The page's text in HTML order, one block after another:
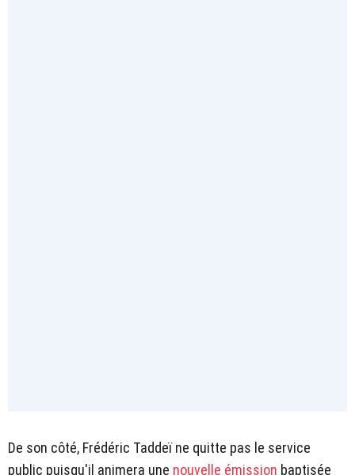
De son côté, Frédéric Taddeï ne quitte pas le service
public puisqu'il animera une nouvelle émission baptisée